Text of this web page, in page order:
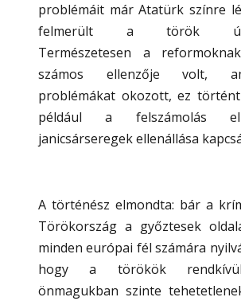
problémáit már Atatürk színre
felmerült a török
Természetesen a
számos ellenzője volt,
problémákat okozott, ez
például a felszámolás
janicsárseregek ellenállása
A történész elmondta: bár a
Törökország a győztesek
minden európai fél számára
hogy a törökök
önmagukban szinte